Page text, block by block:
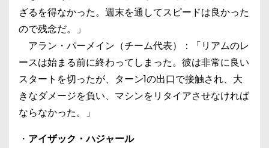
ざるを得なかった。週末を通してスピードは良かった
ので残念だ。」
アラン・パーメイン（チーム代表）：「リアムのレ
ースは始まる前に終わってしまった。彼は非常に良い
スタートを切ったが、ターン1の出口で接触され、大
きなダメージを負い、マシンをリタイアさせなければ
ならなかった。」
・ アイザック・ハジャール